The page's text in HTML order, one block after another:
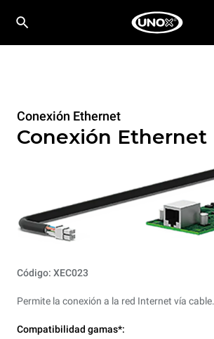
Conexión Ethernet
Conexión Ethernet
Código: XEC023
Permite la conexión a la red Internet vía cable.
Compatibilidad gamas*: